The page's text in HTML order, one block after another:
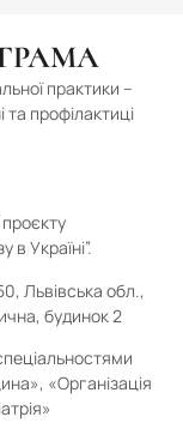
практики –
та профілактиці
в Україні”.
Львівська обл.,
будинок 2
«Організація